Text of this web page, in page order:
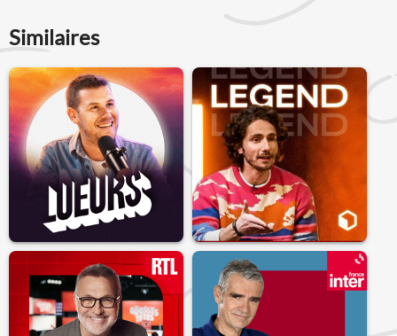
Similaires